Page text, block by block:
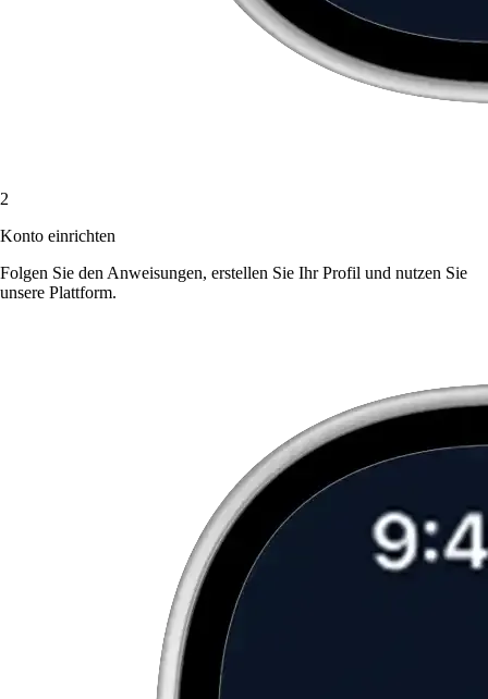
2
Konto einrichten
Folgen Sie den Anweisungen, erstellen Sie Ihr Profil und nutzen Sie
unsere Plattform.